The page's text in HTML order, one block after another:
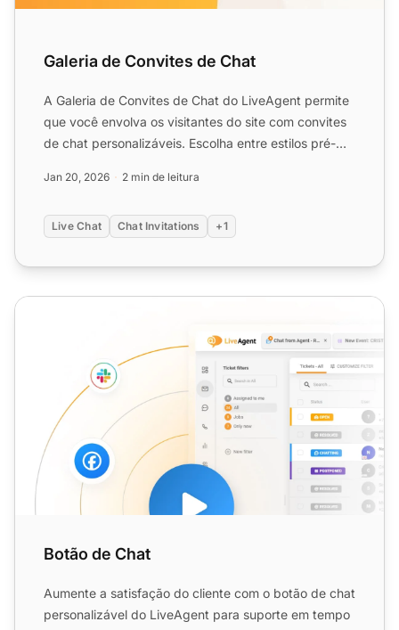
Galeria de Convites de Chat
A Galeria de Convites de Chat do LiveAgent permite
que você envolva os visitantes do site com convites
de chat personalizáveis. Escolha entre estilos pré-
Jan 20, 2026 2 min de leitura
Live Chat Chat Invitations +1
Botão de Chat
Botão de Chat
Aumente a satisfação do cliente com o botão de chat
personalizável do LiveAgent para suporte em tempo